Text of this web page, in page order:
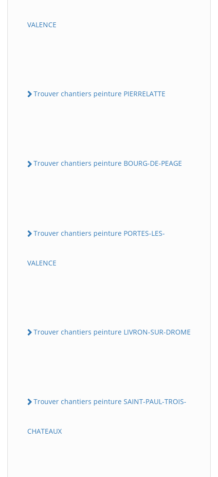
VALENCE
Trouver chantiers peinture PIERRELATTE
Trouver chantiers peinture BOURG-DE-PEAGE
Trouver chantiers peinture PORTES-LES-
VALENCE
Trouver chantiers peinture LIVRON-SUR-DROME
Trouver chantiers peinture SAINT-PAUL-TROIS-
CHATEAUX